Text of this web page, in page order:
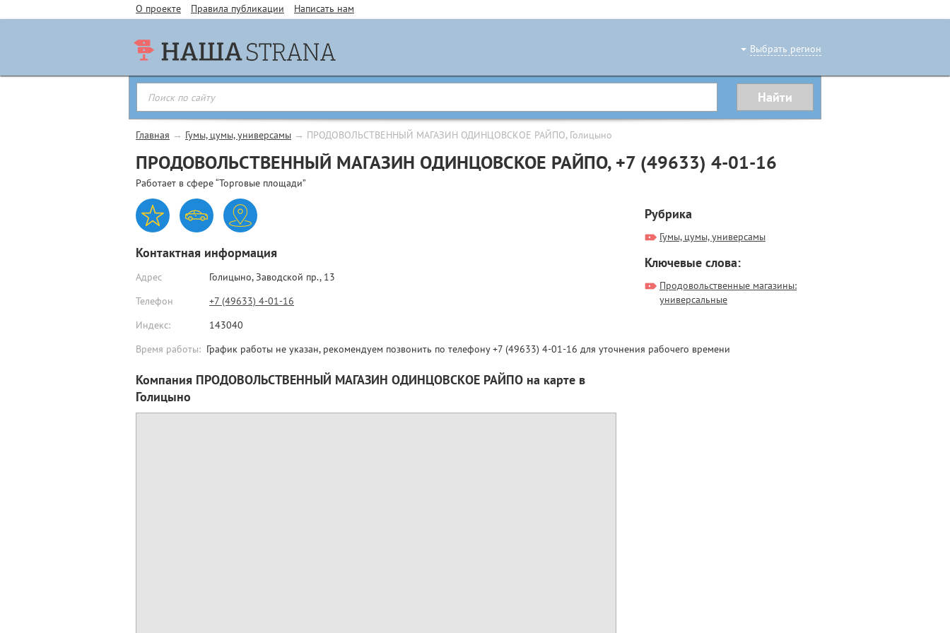
О проекте Правила публикации Написать нам
Выбрать регион
Главная → Гумы, цумы, универсамы → ПРОДОВОЛЬСТВЕННЫЙ МАГАЗИН ОДИНЦОВСКОЕ РАЙПО, Голицыно
ПРОДОВОЛЬСТВЕННЫЙ МАГАЗИН ОДИНЦОВСКОЕ РАЙПО, +7 (49633) 4-01-16
Работает в сфере “Торговые площади”
Рубрика
Гумы, цумы, универсамы
Ключевые слова:
Продовольственные магазины:
универсальные
Контактная информация
Адрес Голицыно,Заводской пр., 13
Телефон
+7 (49633) 4-01-16
Индекс:
143040
Время работы: График работы не указан, рекомендуем позвонить по телефону +7 (49633) 4-01-16 для уточнения рабочего времени
Компания ПРОДОВОЛЬСТВЕННЫЙ МАГАЗИН ОДИНЦОВСКОЕ РАЙПО на карте в
Голицыно